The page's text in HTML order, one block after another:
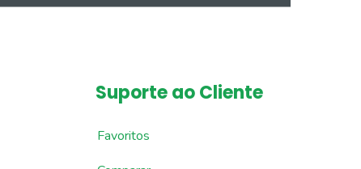
Suporte ao Cliente
Favoritos